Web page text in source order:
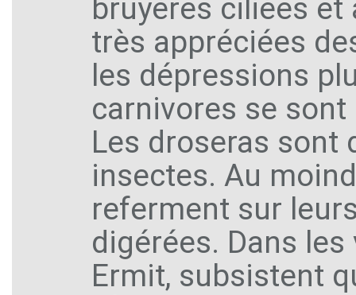
bruyères ciliées
très appréciées
les dépressions
carnivores se
Les droseras sont
insectes. Au
referment sur
digérées. Dans
Ermit, subsistent